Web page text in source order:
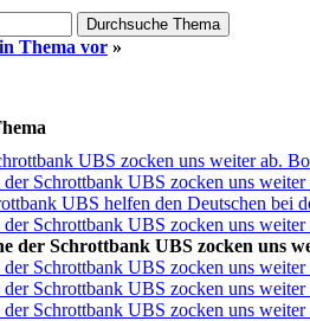
Thema vor »
UBS zocken uns weiter ab.
Schrottbank UBS zocken uns
UBS helfen den Deutschen bei
Schrottbank UBS zocken uns
der Schrottbank UBS zocken uns
Schrottbank UBS zocken uns
Schrottbank UBS zocken uns
Schrottbank UBS zocken uns